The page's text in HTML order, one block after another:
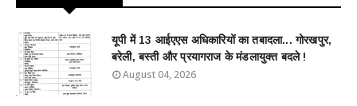
यूपी में 13 आईएएस अधिकारियों का तबादला... गोरखपुर,
बरेली, बस्ती और प्रयागराज के मंडलायुक्त बदले !
August 04, 2026